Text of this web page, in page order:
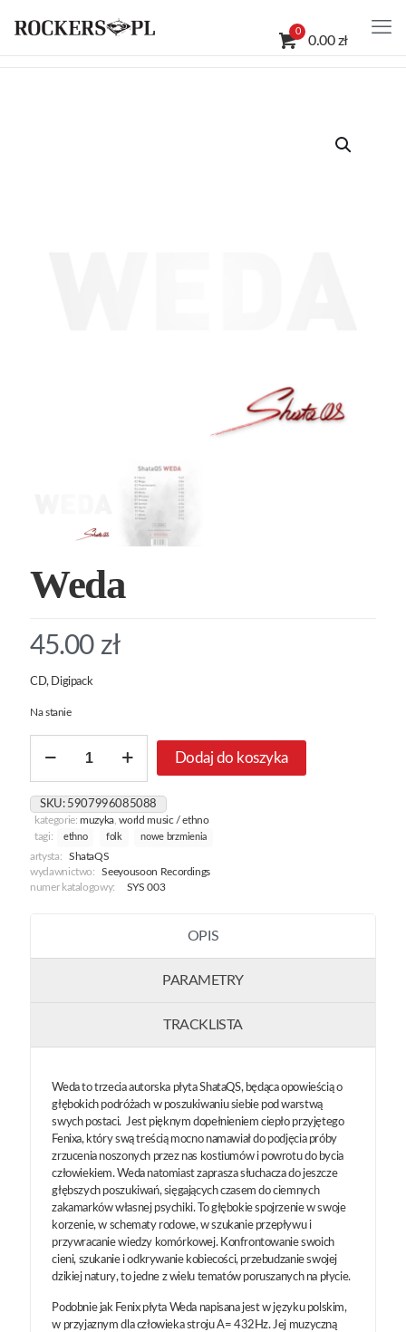
0
0.00 zł
Weda
45.00 zł
CD, Digipack
Na stanie
Weda
Dodaj do koszyka
SKU: 5907996085088
kategorie:muzyka ,world music / ethno
tagi:
ethno folk nowe brzmienia
artysta:
ShataQS
wydawnictwo:
Seeyousoon Recordings
numer katalogowy:
SYS 003
OPIS
PARAMETRY
TRACKLISTA
Weda to trzecia autorska płyta ShataQS, będąca opowieścią o
głębokich podróżach w poszukiwaniu siebie pod warstwą
swych postaci. Jest pięknym dopełnieniem ciepło przyjętego
Fenixa, który swą treścią mocno namawiał do podjęcia próby
zrzucenia noszonych przez nas kostiumów i powrotu do bycia
człowiekiem. Weda natomiast zaprasza słuchacza do jeszcze
głębszych poszukiwań, sięgających czasem do ciemnych
zakamarków własnej psychiki. To głębokie spojrzenie w swoje
korzenie, w schematy rodowe, w szukanie przepływu i
przywracanie wiedzy komórkowej. Konfrontowanie swoich
cieni, szukanie i odkrywanie kobiecości, przebudzanie swojej
dzikiej natury, to jedne z wielu tematów poruszanych na płycie.
Podobnie jak Fenix płyta Weda napisana jest w języku polskim,
w przyjaznym dla człowieka stroju A= 432Hz. Jej muzyczną